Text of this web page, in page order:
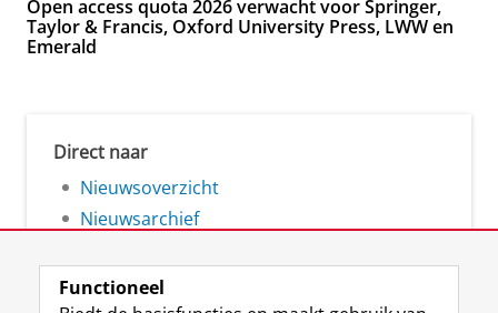
Open access quota 2026 verwacht voor Springer,
Taylor & Francis, Oxford University Press, LWW en
Emerald
Direct naar
Nieuwsoverzicht
Nieuwsarchief
Functioneel